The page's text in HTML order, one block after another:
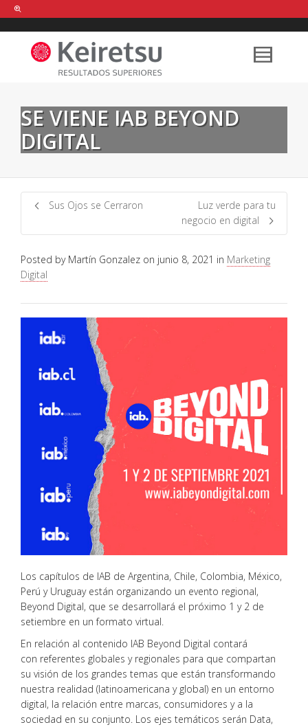
Help me Dante! I'm looking for new
shirts in a size medium
that cost
between £ . Show me all the
SE VIENE IAB BEYOND
DIGITAL
Sus Ojos se Cerraron
Luz verde para tu
negocio en digital
Posted by Martín Gonzalez on junio 8, 2021 in Marketing
Digital
Los capítulos de IAB de Argentina, Chile, Colombia, México,
Perú y Uruguay están organizando un evento regional,
Beyond Digital, que se desarrollará el próximo 1 y 2 de
setiembre en un formato virtual.
En relación al contenido IAB Beyond Digital contará
con referentes globales y regionales para que compartan
su visión de los grandes temas que están transformando
nuestra realidad (latinoamericana y global) en un entorno
digital, la relación entre marcas, consumidores y a la
sociedad en su conjunto. Los ejes temáticos serán Data,